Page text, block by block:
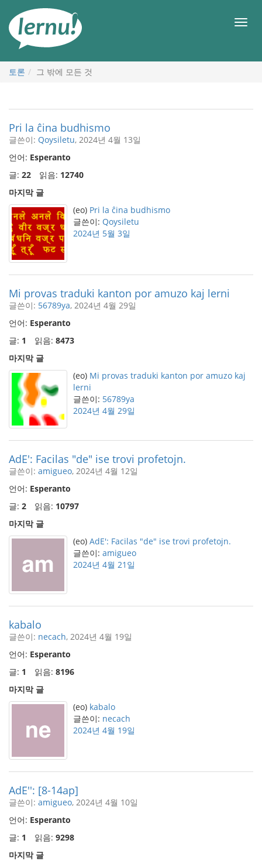
메
토론 그 밖에 모든 것
Pri la ĉina budhismo
글쓴이: Qoysiletu, 2024년 4월 13일
언어: Esperanto
글: 22 읽음: 12740
마지막 글
(eo) Pri la ĉina budhismo
글쓴이: Qoysiletu
2024년 5월 3일
Mi provas traduki kanton por amuzo kaj lerni
글쓴이: 56789ya, 2024년 4월 29일
언어: Esperanto
글: 1 읽음: 8473
마지막 글
(eo) Mi provas traduki kanton por amuzo kaj
lerni
글쓴이: 56789ya
2024년 4월 29일
AdE': Facilas "de" ise trovi profetojn.
글쓴이: amigueo, 2024년 4월 12일
언어: Esperanto
글: 2 읽음: 10797
마지막 글
(eo) AdE': Facilas "de" ise trovi profetojn.
글쓴이: amigueo
2024년 4월 21일
kabalo
글쓴이: necach, 2024년 4월 19일
언어: Esperanto
글: 1 읽음: 8196
마지막 글
(eo) kabalo
글쓴이: necach
2024년 4월 19일
AdE'': [8-14ap]
글쓴이: amigueo, 2024년 4월 10일
언어: Esperanto
글: 1 읽음: 9298
마지막 글